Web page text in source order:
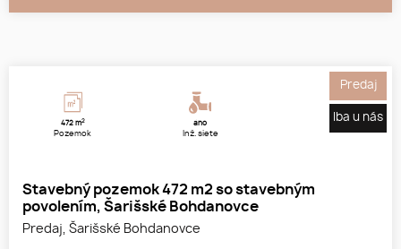
472 m2
Pozemok
áno
Inž. siete
Stavebný pozemok 472 m2 so stavebným
povolením, Šarišské Bohdanovce
Predaj, Šarišské Bohdanovce
Predaj
Iba u nás